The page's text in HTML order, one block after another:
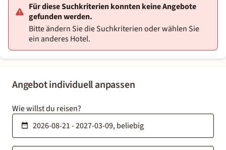
Angebot individuell anpassen
Wie willst du reisen?
Für diese Suchkriterien konnten keine Angebote
gefunden werden.
Bitte ändern Sie die Suchkriterien oder wählen Sie
ein anderes Hotel.